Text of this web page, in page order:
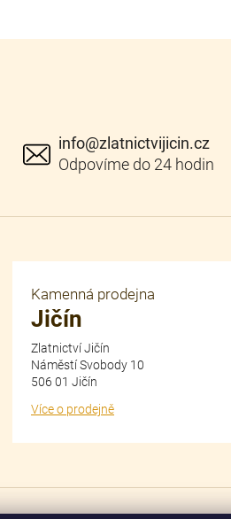
info@zlatnictvijicin.cz
Kamenná prodejna
Jičín
Zlatnictví Jičín
Náměstí Svobody 10
506 01 Jičín
Více o prodejně